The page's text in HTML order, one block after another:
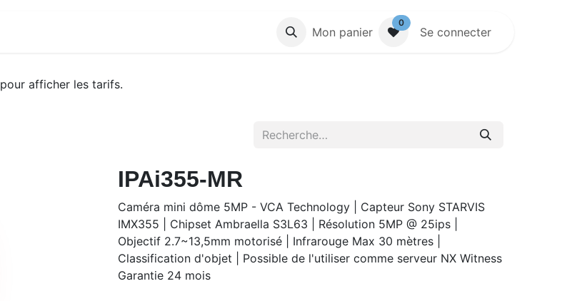
Mon panier
0
Se connecter
pour afficher les tarifs.
IPAi355-MR
Caméra mini dôme 5MP - VCA Technology | Capteur Sony STARVIS
IMX355 | Chipset Ambraella S3L63 | Résolution 5MP @ 25ips |
Objectif 2.7~13,5mm motorisé | Infrarouge Max 30 mètres |
Classification d'objet | Possible de l'utiliser comme serveur NX Witness
Garantie 24 mois